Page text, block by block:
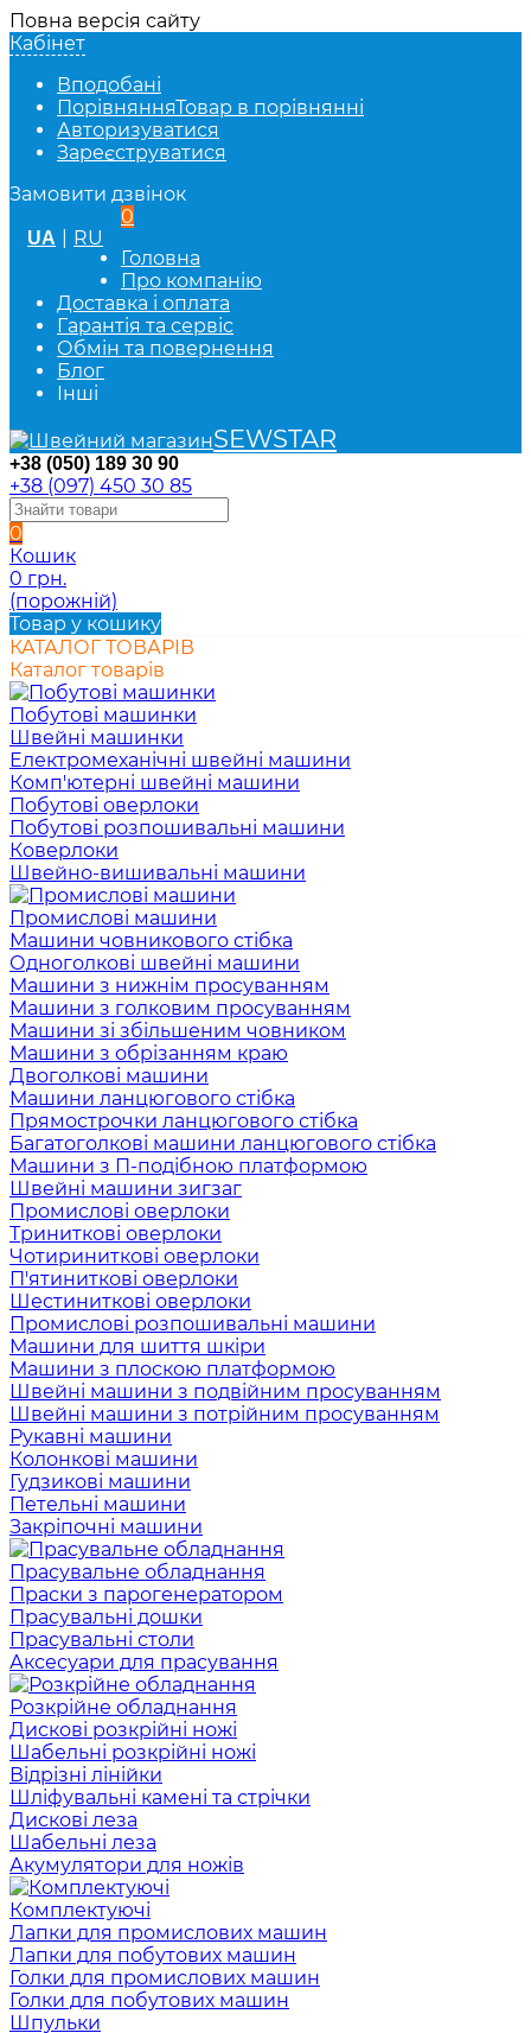
Повна версія сайту
Кабінет
Вподобані
ПорівнянняТовар в порівнянні
Авторизуватися
Зареєструватися
Замовити дзвінок
UA RU
0
Головна
Про компанію
Доставка і оплата
Гарантія та сервіс
Обмін та повернення
Блог
Інші
SEWSTAR
+38 (050) 189 30 90
+38 (097) 450 30 85
0
Кошик
0 грн.
(порожній)
Товар у кошику
КАТАЛОГ ТОВАРІВ
Каталог товарів
Побутові машинки
Швейні машинки
Електромеханічні швейні машини
Комп'ютерні швейні машини
Побутові оверлоки
Побутові розпошивальні машини
Коверлоки
Швейно-вишивальні машини
Промислові машини
Машини човникового стібка
Одноголкові швейні машини
Машини з нижнім просуванням
Машини з голковим просуванням
Машини зі збільшеним човником
Машини з обрізанням краю
Двоголкові машини
Машини ланцюгового стібка
Прямострочки ланцюгового стібка
Багатоголкові машини ланцюгового стібка
Машини з П-подібною платформою
Швейні машини зигзаг
Промислові оверлоки
Триниткові оверлоки
Чотириниткові оверлоки
П'ятиниткові оверлоки
Шестиниткові оверлоки
Промислові розпошивальні машини
Машини для шиття шкіри
Машини з плоскою платформою
Швейні машини з подвійним просуванням
Швейні машини з потрійним просуванням
Рукавні машини
Колонкові машини
Гудзикові машини
Петельні машини
Закріпочні машини
Прасувальне обладнання
Праски з парогенератором
Прасувальні дошки
Прасувальні столи
Аксесуари для прасування
Розкрійне обладнання
Дискові розкрійні ножі
Шабельні розкрійні ножі
Відрізні лінійки
Шліфувальні камені та стрічки
Дискові леза
Шабельні леза
Акумулятори для ножів
Комплектуючі
Лапки для промислових машин
Лапки для побутових машин
Голки для промислових машин
Голки для побутових машин
Шпульки